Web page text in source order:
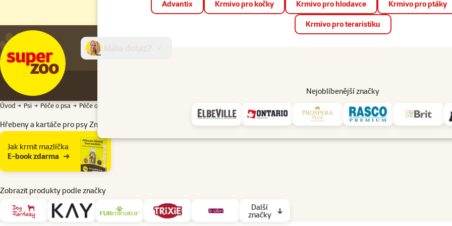
📱 Stáhněte si novou aplikaci Super zoo.Více informací
Advantix Krmivo pro kočky Krmivo pro hlodavce Krmivo pro ptáky
Krmivo pro teraristiku
Nejoblíbenější značky
Prodejny Služby
Úvod Psi Péče o psa Péče o srst
Hřebeny a kartáče pro psy Značky: FURminator
Podkategorie
Jak krmit mazlíčka
E-book zdarma
Zobrazit produkty podle značky
Další
značky